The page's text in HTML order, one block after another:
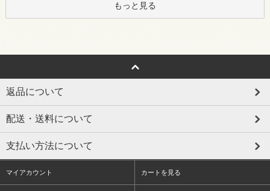
もっと見る
返品について
配送・送料について
支払い方法について
マイアカウント カートを見る